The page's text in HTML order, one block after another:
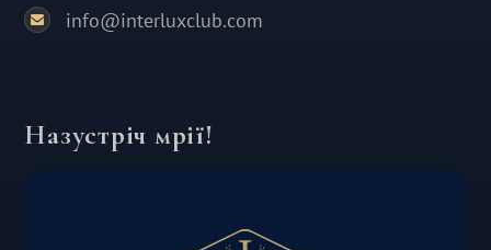
info@interluxclub.com
Назустріч мрії!